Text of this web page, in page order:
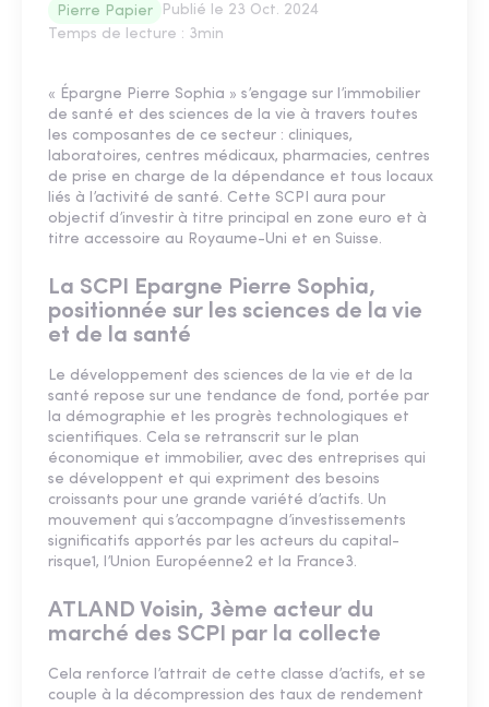
Pierre Papier Publié le 23 Oct. 2024
Temps de lecture : 3min
« Épargne Pierre Sophia » s’engage sur l’immobilier
de santé et des sciences de la vie à travers toutes
les composantes de ce secteur : cliniques,
laboratoires, centres médicaux, pharmacies, centres
de prise en charge de la dépendance et tous locaux
liés à l’activité de santé. Cette SCPI aura pour
objectif d’investir à titre principal en zone euro et à
titre accessoire au Royaume-Uni et en Suisse.
La SCPI Epargne Pierre Sophia,
positionnée sur les sciences de la vie
et de la santé
Le développement des sciences de la vie et de la
santé repose sur une tendance de fond, portée par
la démographie et les progrès technologiques et
scientifiques. Cela se retranscrit sur le plan
économique et immobilier, avec des entreprises qui
se développent et qui expriment des besoins
croissants pour une grande variété d’actifs. Un
mouvement qui s’accompagne d’investissements
significatifs apportés par les acteurs du capital-
risque1, l’Union Européenne2 et la France3.
ATLAND Voisin, 3ème acteur du
marché des SCPI par la collecte
Cela renforce l’attrait de cette classe d’actifs, et se
couple à la décompression des taux de rendement